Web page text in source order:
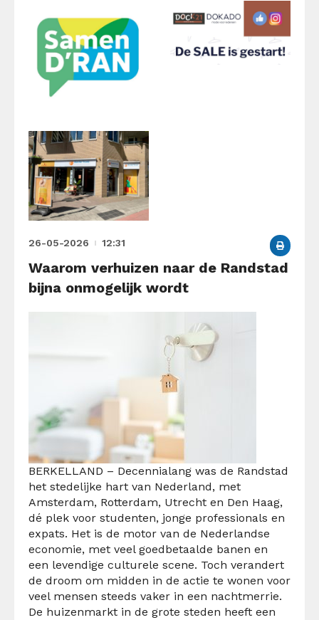
26-05-2026 12:31
Waarom verhuizen naar de Randstad
bijna onmogelijk wordt
BERKELLAND – Decennialang was de Randstad
het stedelijke hart van Nederland, met
Amsterdam, Rotterdam, Utrecht en Den Haag,
dé plek voor studenten, jonge professionals en
expats. Het is de motor van de Nederlandse
economie, met veel goedbetaalde banen en
een levendige culturele scene. Toch verandert
de droom om midden in de actie te wonen voor
veel mensen steeds vaker in een nachtmerrie.
De huizenmarkt in de grote steden heeft een